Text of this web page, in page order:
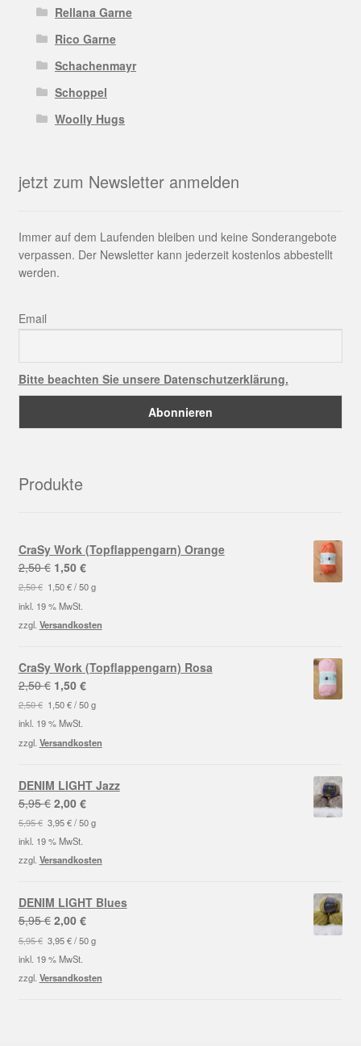
Rellana Garne
Rico Garne
Schachenmayr
Schoppel
Woolly Hugs
jetzt zum Newsletter anmelden
Immer auf dem Laufenden bleiben und keine Sonderangebote
verpassen. Der Newsletter kann jederzeit kostenlos abbestellt
werden.
Email
Bitte beachten Sie unsere Datenschutzerklärung.
Produkte
CraSy Work (Topflappengarn) Orange
2,50€ Ursprünglicher
Preis
war:
2,50 €
1,50 €Aktueller
Preis
1,50 €.
2,50€ 1,50€/50 g
inkl. 19 % MwSt.
zzgl. Versandkosten
CraSy Work (Topflappengarn) Rosa
2,50€ Ursprünglicher
Preis
war:
2,50 €
1,50 €Aktueller
Preis
1,50 €.
2,50€ 1,50€/50 g
inkl. 19 % MwSt.
zzgl. Versandkosten
DENIM LIGHT Jazz
5,95€ Ursprünglicher
Preis
war:
5,95 €
2,00 €Aktueller
Preis
2,00 €.
5,95€ 3,95€/50 g
inkl. 19 % MwSt.
zzgl. Versandkosten
DENIM LIGHT Blues
5,95€ Ursprünglicher
Preis
war:
5,95 €
2,00 €Aktueller
Preis
2,00 €.
5,95€ 3,95€/50 g
inkl. 19 % MwSt.
zzgl. Versandkosten